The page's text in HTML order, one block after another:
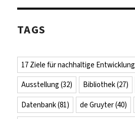
TAGS
17 Ziele für nachhaltige Entwicklung
Ausstellung (32) Bibliothek(27)
Datenbank(81) de Gruyter(40)